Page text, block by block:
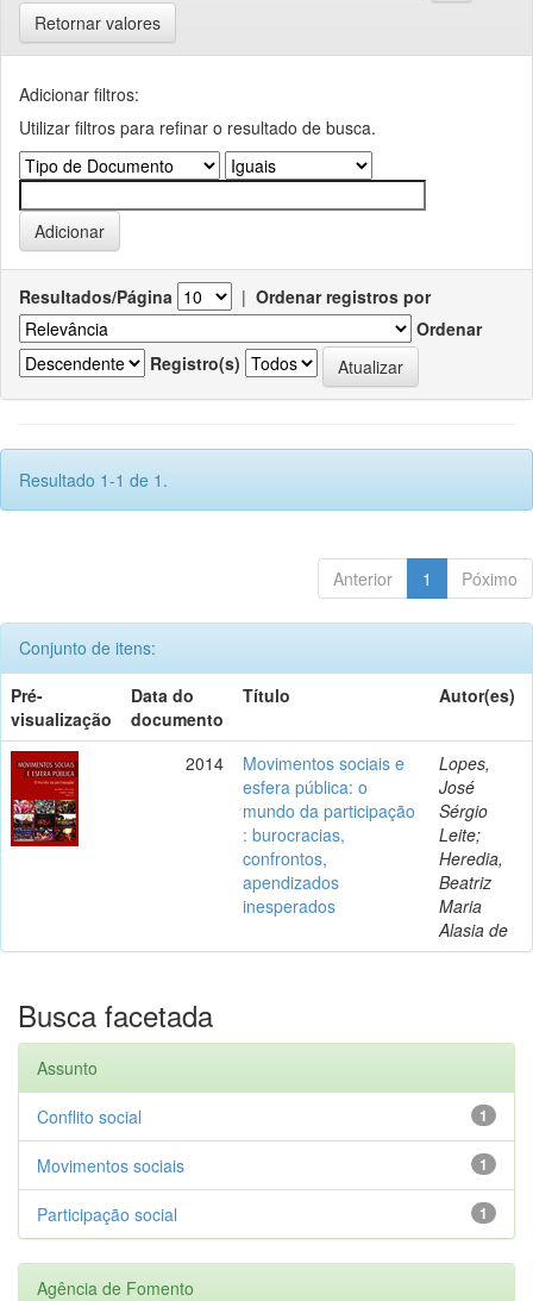
Retornar valores
Adicionar filtros:
Utilizar filtros para refinar o resultado de busca.
Resultados/Página | Ordenar registros por
Ordenar
Registro(s)
Resultado 1-1 de 1.
Anterior 1 Póximo
Conjunto de itens:
Pré-
visualização
Data do
documento
Título Autor(es)
2014
Movimentos sociais e
esfera pública: o
mundo da participação
: burocracias,
confrontos,
apendizados
inesperados
Lopes,
José
Sérgio
Leite;
Heredia,
Beatriz
Maria
Alasia de
Busca facetada
Assunto
1
Conflito social
1
Movimentos sociais
1
Participação social
Agência de Fomento